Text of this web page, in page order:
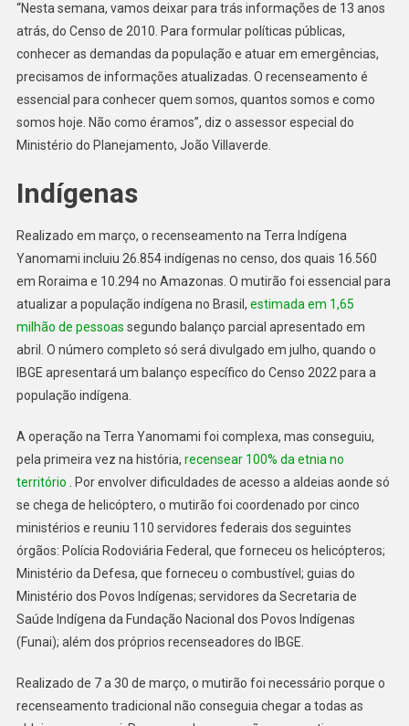
“Nesta semana, vamos deixar para trás informações de 13 anos
atrás, do Censo de 2010. Para formular políticas públicas,
conhecer as demandas da população e atuar em emergências,
precisamos de informações atualizadas. O recenseamento é
essencial para conhecer quem somos, quantos somos e como
somos hoje. Não como éramos”, diz o assessor especial do
Ministério do Planejamento, João Villaverde.
Indígenas
Realizado em março, o recenseamento na Terra Indígena
Yanomami incluiu 26.854 indígenas no censo, dos quais 16.560
em Roraima e 10.294 no Amazonas. O mutirão foi essencial para
atualizar a população indígena no Brasil, estimada em 1,65
milhão de pessoas segundo balanço parcial apresentado em
abril. O número completo só será divulgado em julho, quando o
IBGE apresentará um balanço específico do Censo 2022 para a
população indígena.
A operação na Terra Yanomami foi complexa, mas conseguiu,
pela primeira vez na história, recensear 100% da etnia no
território . Por envolver dificuldades de acesso a aldeias aonde só
se chega de helicóptero, o mutirão foi coordenado por cinco
ministérios e reuniu 110 servidores federais dos seguintes
órgãos: Polícia Rodoviária Federal, que forneceu os helicópteros;
Ministério da Defesa, que forneceu o combustível; guias do
Ministério dos Povos Indígenas; servidores da Secretaria de
Saúde Indígena da Fundação Nacional dos Povos Indígenas
(Funai); além dos próprios recenseadores do IBGE.
Realizado de 7 a 30 de março, o mutirão foi necessário porque o
recenseamento tradicional não conseguia chegar a todas as